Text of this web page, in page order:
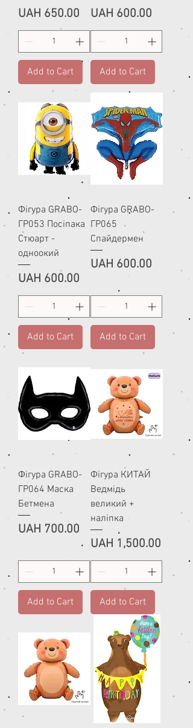
Price
UAH 650.00
Add to Cart
Price
UAH 600.00
Add to Cart
Фігура GRABO-
ГР053 Посіпака
Стюарт -
одноокий
Price
UAH 600.00
Add to Cart
Фігура GRABO-
ГР065
Спайдермен
Price
UAH 600.00
Add to Cart
Фігура GRABO-
ГР064 Маска
Бетмена
Price
UAH 700.00
Add to Cart
Фігура КИТАЙ
Ведмідь
великий +
наліпка
Price
UAH 1,500.00
Add to Cart